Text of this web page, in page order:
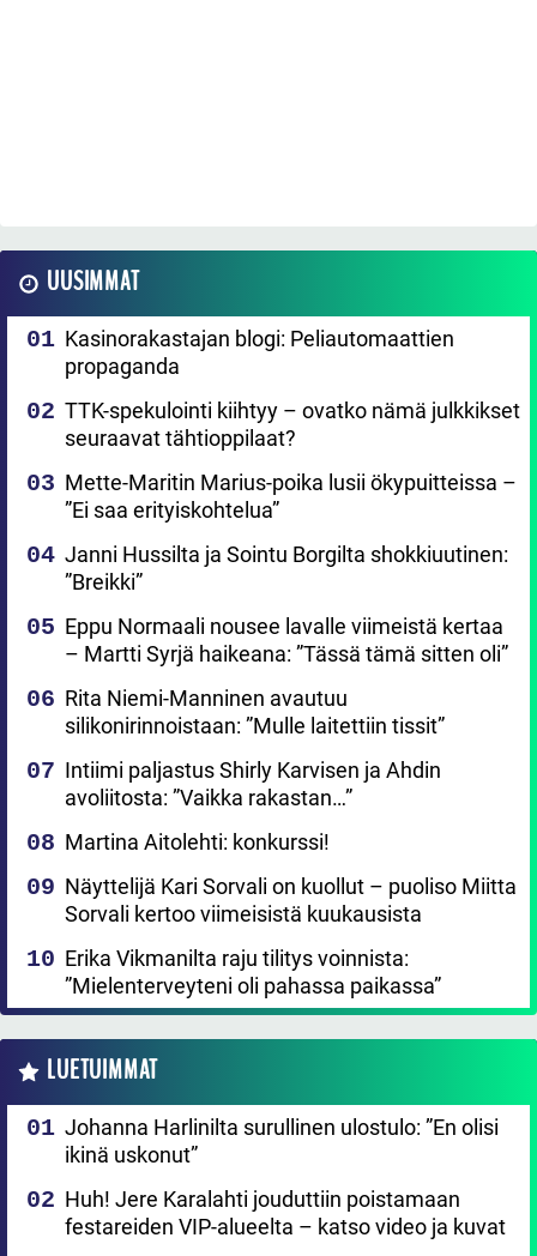
UUSIMMAT
Kasinorakastajan blogi: Peliautomaattien
propaganda
TTK-spekulointi kiihtyy – ovatko nämä julkkikset
seuraavat tähtioppilaat?
Mette-Maritin Marius-poika lusii ökypuitteissa –
”Ei saa erityiskohtelua”
Janni Hussilta ja Sointu Borgilta shokkiuutinen:
”Breikki”
Eppu Normaali nousee lavalle viimeistä kertaa
– Martti Syrjä haikeana: ”Tässä tämä sitten oli”
Rita Niemi-Manninen avautuu
silikonirinnoistaan: ”Mulle laitettiin tissit”
Intiimi paljastus Shirly Karvisen ja Ahdin
avoliitosta: ”Vaikka rakastan…”
Martina Aitolehti: konkurssi!
Näyttelijä Kari Sorvali on kuollut – puoliso Miitta
Sorvali kertoo viimeisistä kuukausista
Erika Vikmanilta raju tilitys voinnista:
”Mielenterveyteni oli pahassa paikassa”
LUETUIMMAT
Johanna Harlinilta surullinen ulostulo: ”En olisi
ikinä uskonut”
Huh! Jere Karalahti jouduttiin poistamaan
festareiden VIP-alueelta – katso video ja kuvat